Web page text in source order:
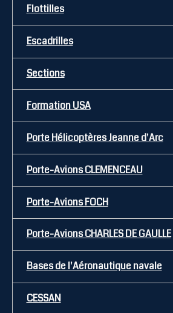
Flottilles
Escadrilles
Sections
Formation USA
Porte Hélicoptères Jeanne d'Arc
Porte-Avions CLEMENCEAU
Porte-Avions FOCH
Porte-Avions CHARLES DE GAULLE
Bases de l'Aéronautique navale
CESSAN